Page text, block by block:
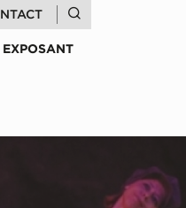
EXPOSANT